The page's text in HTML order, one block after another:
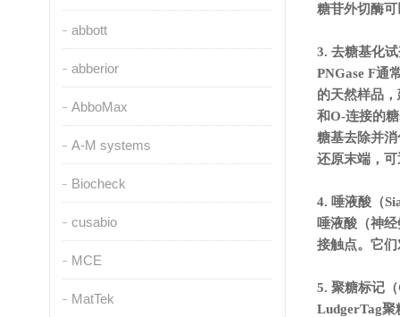
abbott
abberior
AbboMax
A-M systems
Biocheck
cusabio
MCE
MatTek
糖苷外切酶
3. 去糖基化
PNGase F通
的天然样品
和O-连接的
糖基去除并
还原末端，
4. 唾液酸（
唾液酸（神
接触点。它
5. 聚糖标记
LudgerTag聚